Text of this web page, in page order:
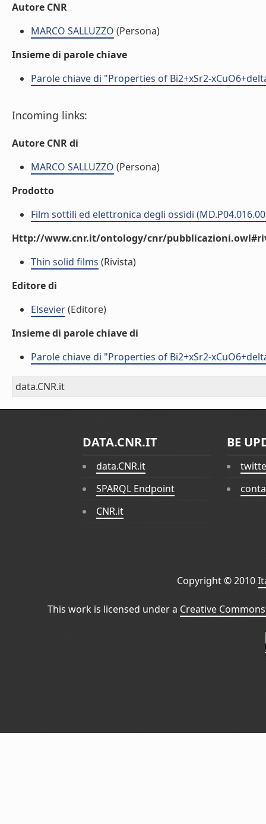
Autore CNR
MARCO SALLUZZO (Persona)
Insieme di parole chiave
Parole chiave di "Properties of Bi2+xSr2-
Incoming links:
Autore CNR di
MARCO SALLUZZO (Persona)
Prodotto
Film sottili ed elettronica degli ossidi
Http://www.cnr.it/ontology/cnr/
Thin solid films (Rivista)
Editore di
Elsevier(Editore)
Insieme di parole chiave di
Parole chiave di "Properties of Bi2+xSr2-
data.CNR.it
DATA.CNR.IT
data.CNR.it
SPARQL Endpoint
CNR.it
BE
Copyright © 2010
This work is licensed under a Creative